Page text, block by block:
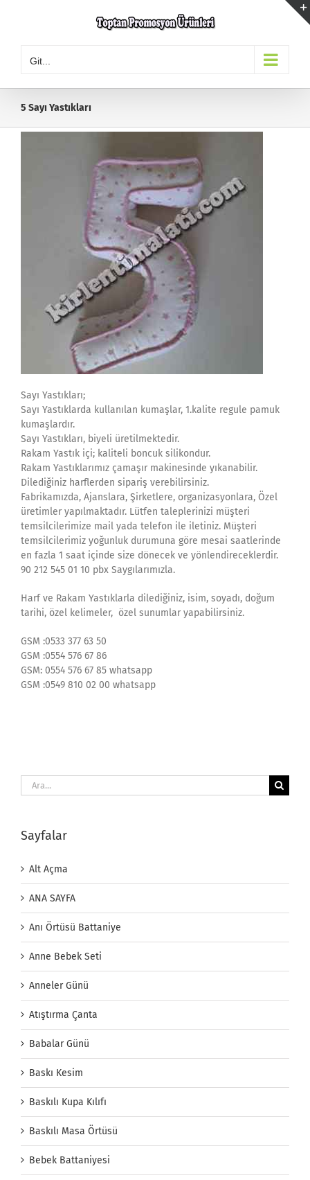
Git...
5 Sayı Yastıkları
Sayı Yastıkları;
Sayı Yastıklarda kullanılan kumaşlar, 1.kalite regule pamuk
kumaşlardır.
Sayı Yastıkları, biyeli üretilmektedir.
Rakam Yastık içi; kaliteli boncuk silikondur.
Rakam Yastıklarımız çamaşır makinesinde yıkanabilir.
Dilediğiniz harflerden sipariş verebilirsiniz.
Fabrikamızda, Ajanslara, Şirketlere, organizasyonlara, Özel
üretimler yapılmaktadır. Lütfen taleplerinizi müşteri
temsilcilerimize mail yada telefon ile iletiniz. Müşteri
temsilcilerimiz yoğunluk durumuna göre mesai saatlerinde
en fazla 1 saat içinde size dönecek ve yönlendireceklerdir.
90 212 545 01 10 pbx Saygılarımızla.
Harf ve Rakam Yastıklarla dilediğiniz, isim, soyadı, doğum
tarihi, özel kelimeler, özel sunumlar yapabilirsiniz.
GSM :0533 377 63 50
GSM :0554 576 67 86
GSM: 0554 576 67 85 whatsapp
GSM :0549 810 02 00 whatsapp
Ara:
Sayfalar
Alt Açma
ANA SAYFA
Anı Örtüsü Battaniye
Anne Bebek Seti
Anneler Günü
Atıştırma Çanta
Babalar Günü
Baskı Kesim
Baskılı Kupa Kılıfı
Baskılı Masa Örtüsü
Bebek Battaniyesi